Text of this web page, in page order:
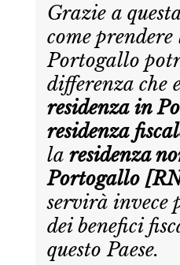
Grazie a
come
Portogallo
differenza che
residenza in
residenza
la residenza
Portogallo
servirà invece
dei benefici
questo Paese.